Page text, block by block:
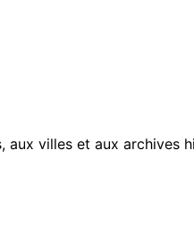
villes et aux archives